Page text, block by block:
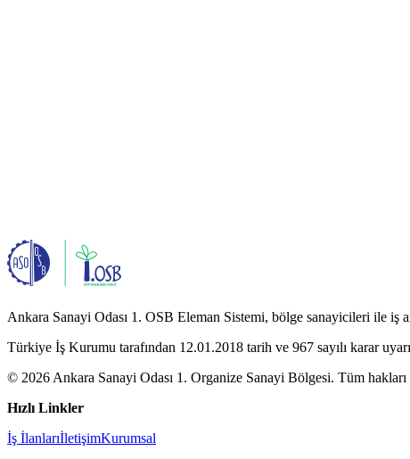
Ankara Sanayi Odası 1. OSB Eleman Sistemi, bölge sanayicileri ile iş
Türkiye İş Kurumu tarafından 12.01.2018 tarih ve 967 sayılı karar
© 2026 Ankara Sanayi Odası 1. Organize Sanayi Bölgesi. Tüm hakları
Hızlı Linkler
İş İlanlarıİletişimKurumsal